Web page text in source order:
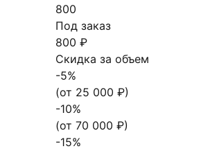
800
Под заказ
800 ₽
Скидка за объем
-5%
(от 25 000 ₽)
-10%
(от 70 000 ₽)
-15%